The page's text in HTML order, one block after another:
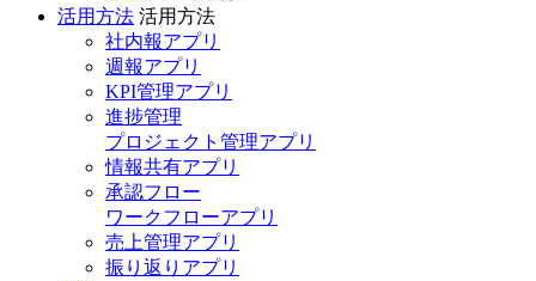
活用方法 活用方法
社内報アプリ
週報アプリ
KPI管理アプリ
進捗管理
プロジェクト管理アプリ
情報共有アプリ
承認フロー
ワークフローアプリ
売上管理アプリ
振り返りアプリ